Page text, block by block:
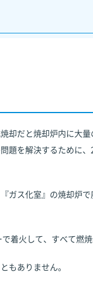
だと焼却炉内に大量
題を解決するために
ガス化室』の焼却炉
着火して、すべて燃焼
もありません。